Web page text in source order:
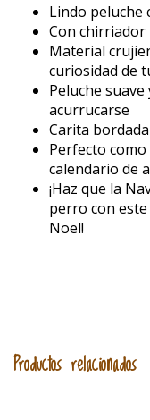
Lindo peluche
Con
Material
curiosidad de
Peluche
acurrucarse
Carita
Perfecto
calendario de
¡Haz que la
perro con
Noel!
Productos relacionados